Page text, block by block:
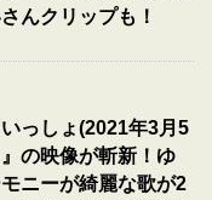
んクリップも！
っしょ(2021年3月5
の映像が斬新！ゆ
ニーが綺麗な歌が2